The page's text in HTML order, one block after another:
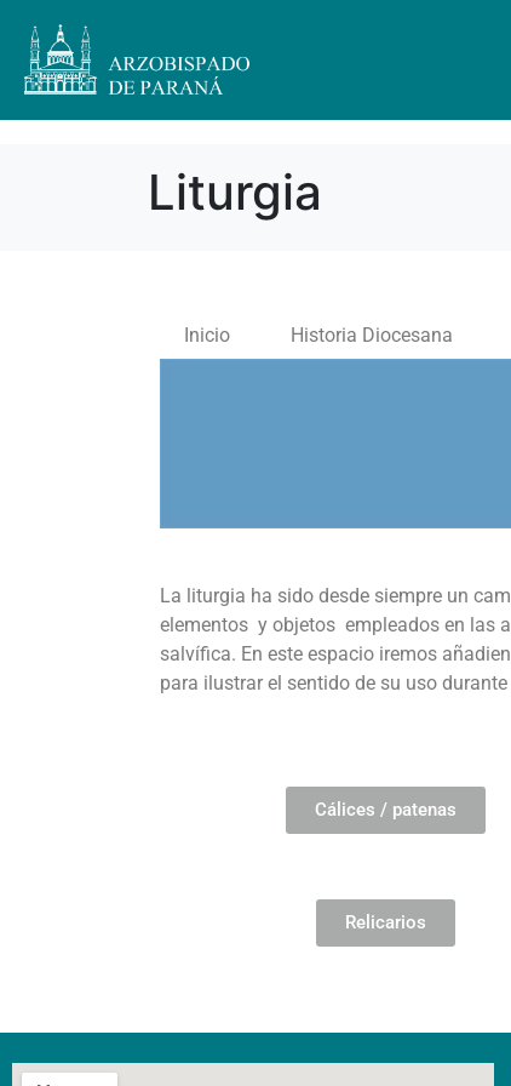
Liturgia
Inicio Historia Diocesana
La liturgia ha sido desde siempre un
elementos y objetos empleados en las
salvífica. En este espacio iremos
para ilustrar el sentido de su uso
Cálices / patenas
Relicarios